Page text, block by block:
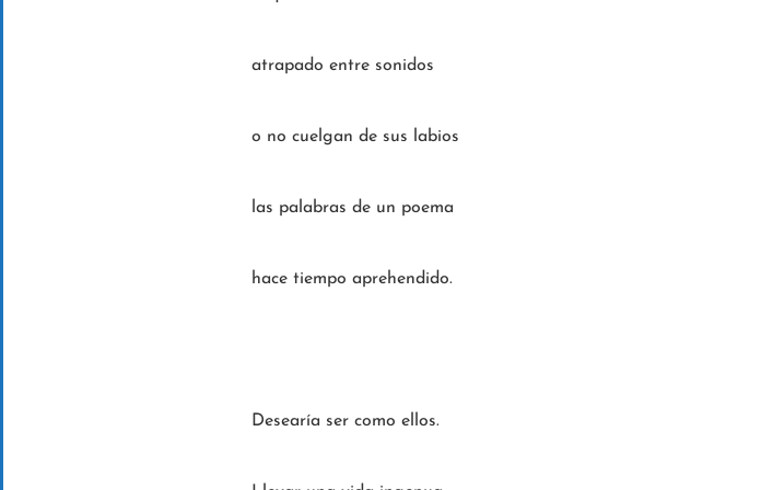
atrapado entre sonidos
o no cuelgan de sus labios
las palabras de un poema
hace tiempo aprehendido.
Desearía ser como ellos.